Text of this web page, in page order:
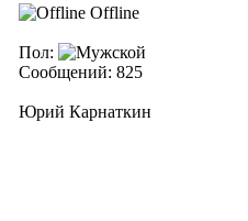
Offline
Пол:
Сообщений: 825
Юрий Карнаткин